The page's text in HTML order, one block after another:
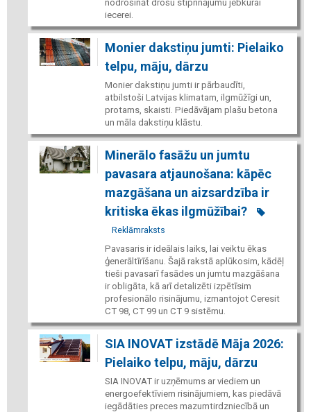
nodrošināt drošu stiprinājumu jebkurai
iecerei.
Monier dakstiņu jumti: Pielaiko
telpu, māju, dārzu
Monier dakstiņu jumti ir pārbaudīti,
atbilstoši Latvijas klimatam, ilgmūžīgi un,
protams, skaisti. Piedāvājam plašu betona
un māla dakstiņu klāstu.
Minerālo fasāžu un jumtu
pavasara atjaunošana: kāpēc
mazgāšana un aizsardzība ir
kritiska ēkas ilgmūžībai?
Reklāmraksts
Pavasaris ir ideālais laiks, lai veiktu ēkas
ģenerāltīrīšanu. Šajā rakstā aplūkosim, kādēļ
tieši pavasarī fasādes un jumtu mazgāšana
ir obligāta, kā arī detalizēti izpētīsim
profesionālo risinājumu, izmantojot Ceresit
CT 98, CT 99 un CT 9 sistēmu.
SIA INOVAT izstādē Māja 2026:
Pielaiko telpu, māju, dārzu
SIA INOVAT ir uzņēmums ar viediem un
energoefektīviem risinājumiem, kas piedāvā
iegādāties preces mazumtirdzniecībā un